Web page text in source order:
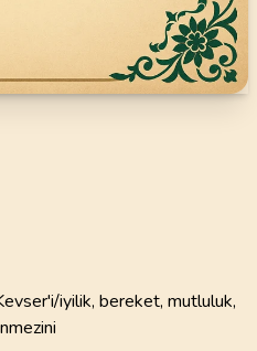
iyilik, bereket, mutluluk,